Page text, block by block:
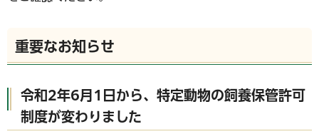
重要なお知らせ
令和2年6月1日から、特定動物の飼養保管許可
制度が変わりました